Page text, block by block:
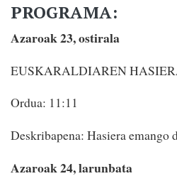
PROGRAMA:
Azaroak 23, ostirala
EUSKARALDIAREN
Ordua: 11:11
Deskribapena: Hasiera
Azaroak 24, larunbata